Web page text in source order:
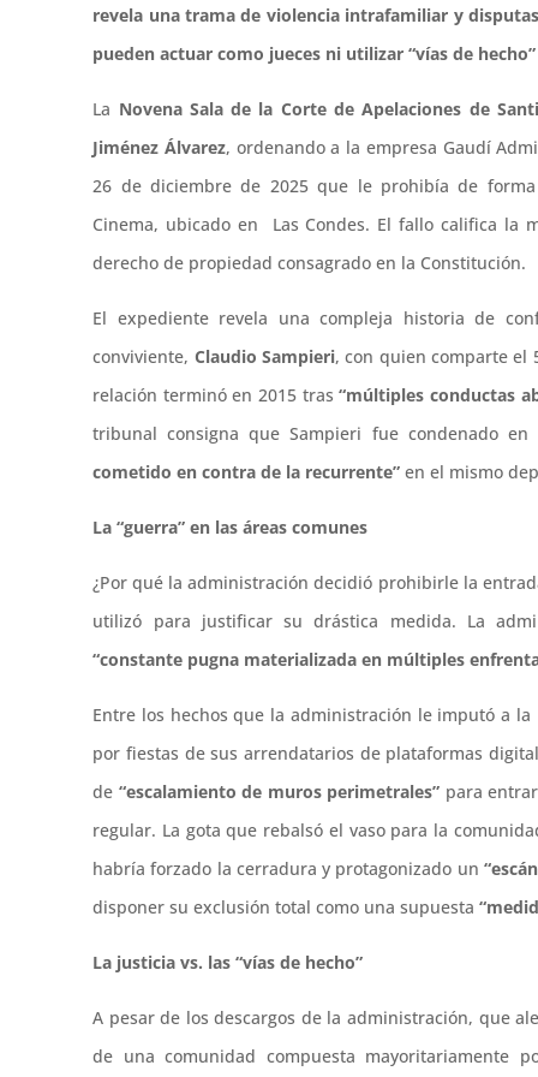
revela una trama de violencia intrafamiliar y
pueden actuar como jueces ni utilizar “vías de
La Novena Sala de la Corte de Apelaciones de
Jiménez Álvarez, ordenando a la empresa Gaudí
26 de diciembre de 2025 que le prohibía de
Cinema, ubicado en Las Condes. El fallo califica la
derecho de propiedad consagrado en la Constitución.
El expediente revela una compleja historia de
conviviente, Claudio Sampieri, con quien comparte el
relación terminó en 2015 tras“múltiples conductas
tribunal consigna que Sampieri fue condenado
cometido en contra de la recurrente” en el mismo
La “guerra” en las áreas comunes
¿Por qué la administración decidió prohibirle la
utilizó para justificar su drástica medida. La
“constante pugna materializada en múltiples
Entre los hechos que la administración le imputó a
por fiestas de sus arrendatarios de plataformas
de “escalamiento de muros perimetrales” para
regular. La gota que rebalsó el vaso para la
habría forzado la cerradura y protagonizado un
disponer su exclusión total como una supuesta
La justicia vs. las “vías de hecho”
A pesar de los descargos de la administración, que
de una comunidad compuesta mayoritariamente